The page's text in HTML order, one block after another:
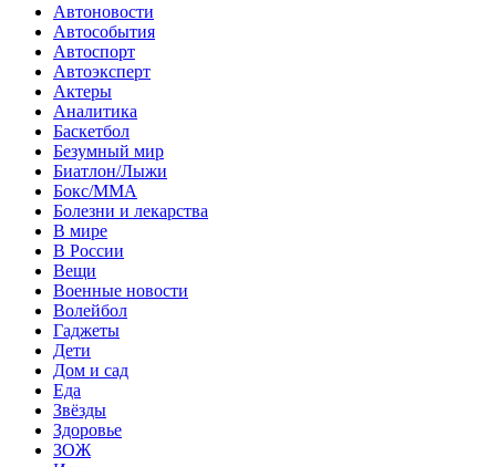
Автоновости
Автособытия
Автоспорт
Автоэксперт
Актеры
Аналитика
Баскетбол
Безумный мир
Биатлон/Лыжи
Бокс/MMA
Болезни и лекарства
В мире
В России
Вещи
Военные новости
Волейбол
Гаджеты
Дети
Дом и сад
Еда
Звёзды
Здоровье
ЗОЖ